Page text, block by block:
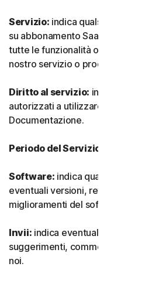
Servizio: indica qualsiasi nostro
su abbonamento SaaS (software
tutte le funzionalità o servizi
nostro servizio o prodotto una
Diritto al servizio: indica il
autorizzati a utilizzare il
Documentazione.
Periodo del Servizio:
Software: indica qualsiasi nostro
eventuali versioni, revisioni,
miglioramenti del software.
Invii: indica eventuali feedback,
suggerimenti, commenti o idee
noi.